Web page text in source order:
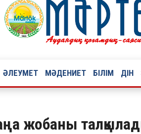
ӘЛЕУМЕТ МӘДЕНИЕТ БІЛІМ ДІН
жобаны